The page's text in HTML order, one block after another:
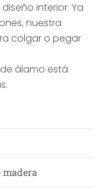
interior. Ya
nuestra
colgar o pegar
álamo está
madera